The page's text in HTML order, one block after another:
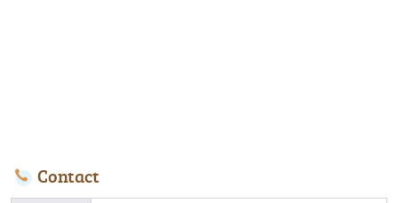
Contact